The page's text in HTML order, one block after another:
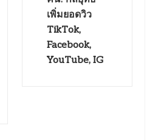
เพิ่มยอดวิว
TikTok,
Facebook,
YouTube, IG